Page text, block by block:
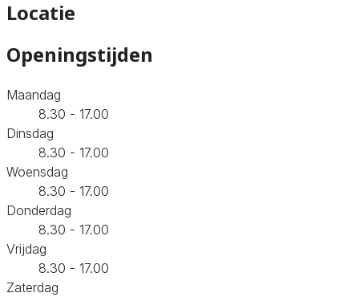
Locatie
Openingstijden
Maandag
8.30 - 17.00
Dinsdag
8.30 - 17.00
Woensdag
8.30 - 17.00
Donderdag
8.30 - 17.00
Vrijdag
8.30 - 17.00
Zaterdag